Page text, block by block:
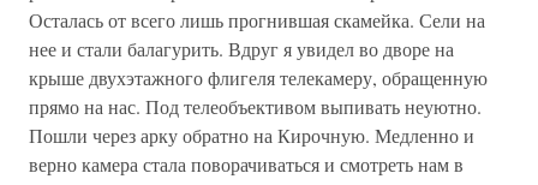
Осталась от всего лишь прогнившая скамейка. Сели на
нее и стали балагурить. Вдруг я увидел во дворе на
крыше двухэтажного флигеля телекамеру, обращенную
прямо на нас. Под телеобъективом выпивать неуютно.
Пошли через арку обратно на Кирочную. Медленно и
верно камера стала поворачиваться и смотреть нам в